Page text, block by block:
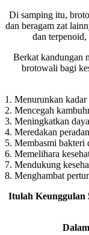
Di samping itu,
dan beragam zat
dan terpenoid,
Berkat kandungan
brotowali bagi
1. Menurunkan kadar
2. Mencegah
3. Meningkatkan
4. Meredakan
5. Membasmi bakteri
6. Memelihara
7. Mendukung
8. Menghambat
Itulah Keunggulan